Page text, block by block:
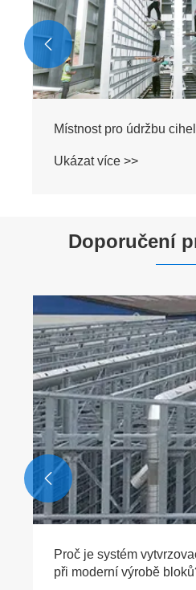

Doporučení
Proč je sušárna cihel
vysoce kvalitních cihel?
Ukázat více >>
